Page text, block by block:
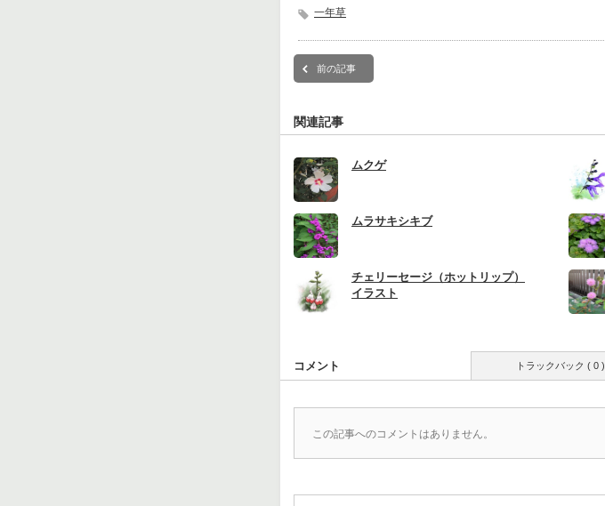
一年草
前の記事
関連記事
ムクゲ
ムラサキシキブ
チェリーセージ（ホットリップ）
イラスト
コメント トラックバック ( 0 )
この記事へのコメントはありません。